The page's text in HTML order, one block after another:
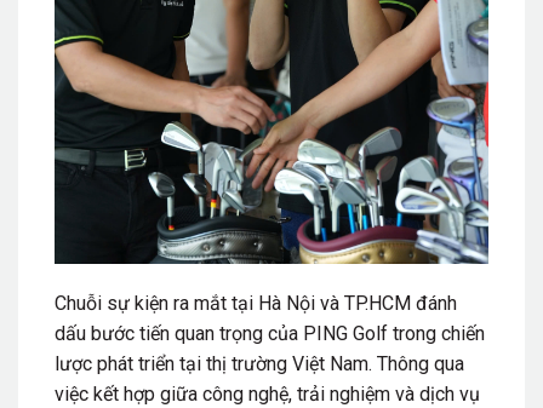
Chuỗi sự kiện ra mắt tại Hà Nội và TP.HCM đánh
dấu bước tiến quan trọng của PING Golf trong chiến
lược phát triển tại thị trường Việt Nam. Thông qua
việc kết hợp giữa công nghệ, trải nghiệm và dịch vụ